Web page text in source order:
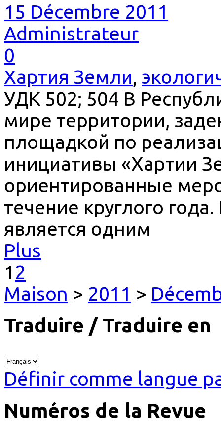
15 Décembre 2011
Administrateur
0
Хартия Земли,
УДК 502; 504 В
мире территории,
площадкой по
инициативы «Хартии
ориентированные
течение круглого
является одним
Plus
1 2
Maison > 2011 >
Traduire / Traduire en
Définir comme langue
Numéros de la Revue